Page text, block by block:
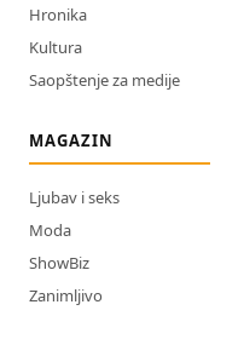
Hronika
Kultura
Saopštenje za medije
MAGAZIN
Ljubav i seks
Moda
ShowBiz
Zanimljivo